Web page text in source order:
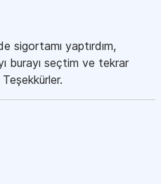
sigortamı yaptırdım,
burayı seçtim ve tekrar